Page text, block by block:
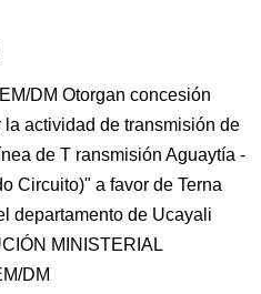
DM Otorgan concesión
actividad de transmisión de
de T ransmisión Aguaytía -
Circuito)" a favor de Terna
departamento de Ucayali
MINISTERIAL
DM